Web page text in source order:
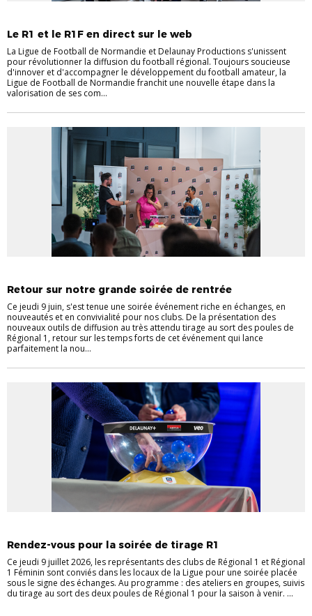
Le R1 et le R1F en direct sur le web
La Ligue de Football de Normandie et Delaunay Productions s'unissent
pour révolutionner la diffusion du football régional. Toujours soucieuse
d'innover et d'accompagner le développement du football amateur, la
Ligue de Football de Normandie franchit une nouvelle étape dans la
valorisation de ses com...
Retour sur notre grande soirée de rentrée
Ce jeudi 9 juin, s'est tenue une soirée événement riche en échanges, en
nouveautés et en convivialité pour nos clubs. De la présentation des
nouveaux outils de diffusion au très attendu tirage au sort des poules de
Régional 1, retour sur les temps forts de cet événement qui lance
parfaitement la nou...
Rendez-vous pour la soirée de tirage R1
Ce jeudi 9 juillet 2026, les représentants des clubs de Régional 1 et Régional
1 Féminin sont conviés dans les locaux de la Ligue pour une soirée placée
sous le signe des échanges. Au programme : des ateliers en groupes, suivis
du tirage au sort des deux poules de Régional 1 pour la saison à venir. ...